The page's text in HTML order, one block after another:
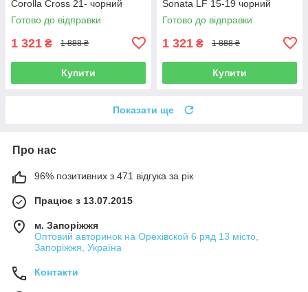
Corolla Cross 21- чорний
Тойота Королла
Готово до відправки
1 321 ₴ 1 888 ₴
Купити
Sonata LF 15-19 чорний
Хендай Соната
Готово до відправки
1 321 ₴ 1 888 ₴
Купити
Показати ще
Про нас
96% позитивних з 471 відгука за рік
Працює з 13.07.2015
м. Запоріжжя
Оптовий авторинок на Орехівской 6 ряд 13 місто,
Запоріжжя, Україна
Контакти